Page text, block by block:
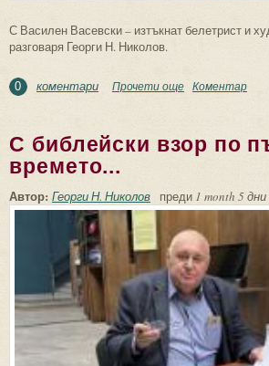
С Василен Васевски – изтъкнат белетрист и
разговаря Георги Н. Николов.
0 коментари Прочети още about
Коментар
С библейски взор по
времето...
Автор: Георги Н. Николов преди 1 month 5 дни